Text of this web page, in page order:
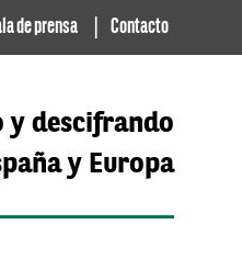
de prensa Contacto
y descifrando
y Europa